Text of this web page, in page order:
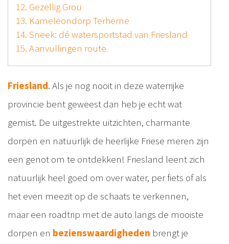
12. Gezellig Grou
13. Kameleondorp Terherne
14. Sneek: dé watersportstad van Friesland
15. Aanvullingen route
Friesland. Als je nog nooit in deze waterrijke
provincie bent geweest dan heb je echt wat
gemist. De uitgestrekte uitzichten, charmante
dorpen en natuurlijk de heerlijke Friese meren zijn
een genot om te ontdekken! Friesland leent zich
natuurlijk heel goed om over water, per fiets of als
het even meezit op de schaats te verkennen,
maar een roadtrip met de auto langs de mooiste
dorpen en bezienswaardigheden brengt je